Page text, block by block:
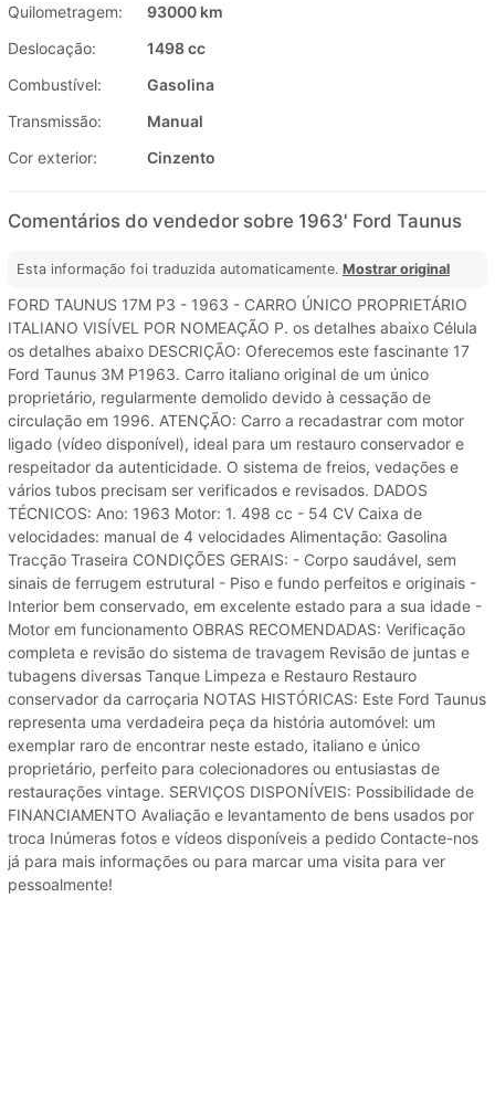
Quilometragem:
93000 km
Deslocação:
1498 cc
Combustível:
Gasolina
Transmissão:
Manual
Cor exterior:
Cinzento
Comentários do vendedor sobre 1963' Ford Taunus
Esta informação foi traduzida automaticamente. Mostrar original
FORD TAUNUS 17M P3 - 1963 - CARRO ÚNICO PROPRIETÁRIO
ITALIANO VISÍVEL POR NOMEAÇÃO P. os detalhes abaixo Célula
os detalhes abaixo DESCRIÇÃO: Oferecemos este fascinante 17
Ford Taunus 3M P1963. Carro italiano original de um único
proprietário, regularmente demolido devido à cessação de
circulação em 1996. ATENÇÃO: Carro a recadastrar com motor
ligado (vídeo disponível), ideal para um restauro conservador e
respeitador da autenticidade. O sistema de freios, vedações e
vários tubos precisam ser verificados e revisados. DADOS
TÉCNICOS: Ano: 1963 Motor: 1. 498 cc - 54 CV Caixa de
velocidades: manual de 4 velocidades Alimentação: Gasolina
Tracção Traseira CONDIÇÕES GERAIS: - Corpo saudável, sem
sinais de ferrugem estrutural - Piso e fundo perfeitos e originais -
Interior bem conservado, em excelente estado para a sua idade -
Motor em funcionamento OBRAS RECOMENDADAS: Verificação
completa e revisão do sistema de travagem Revisão de juntas e
tubagens diversas Tanque Limpeza e Restauro Restauro
conservador da carroçaria NOTAS HISTÓRICAS: Este Ford Taunus
representa uma verdadeira peça da história automóvel: um
exemplar raro de encontrar neste estado, italiano e único
proprietário, perfeito para colecionadores ou entusiastas de
restaurações vintage. SERVIÇOS DISPONÍVEIS: Possibilidade de
FINANCIAMENTO Avaliação e levantamento de bens usados ​​por
troca Inúmeras fotos e vídeos disponíveis a pedido Contacte-nos
já para mais informações ou para marcar uma visita para ver
pessoalmente!